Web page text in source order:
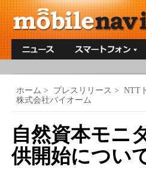
ホーム > プレスリリース > NTT
株式会社バイオーム
自然資本モニ
供開始につい